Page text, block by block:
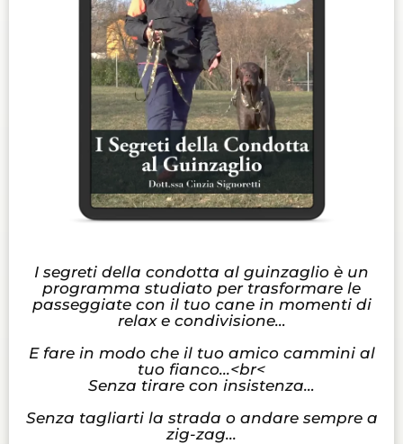
I segreti della condotta al guinzaglio è un
programma studiato per trasformare le
passeggiate con il tuo cane in momenti di
relax e condivisione…
E fare in modo che il tuo amico cammini al
tuo fianco...<br<
Senza tirare con insistenza…
Senza tagliarti la strada o andare sempre a
zig-zag...